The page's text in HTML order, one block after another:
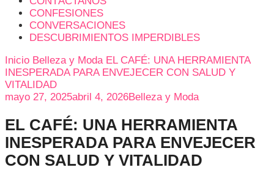
CONFESIONES
CONVERSACIONES
DESCUBRIMIENTOS IMPERDIBLES
Inicio Belleza y Moda EL CAFÉ: UNA HERRAMIENTA
INESPERADA PARA ENVEJECER CON SALUD Y
VITALIDAD
mayo 27, 2025abril 4, 2026Belleza y Moda
EL CAFÉ: UNA HERRAMIENTA
INESPERADA PARA ENVEJECER
CON SALUD Y VITALIDAD